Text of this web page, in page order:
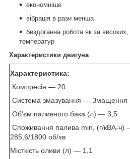
економніше
вібрація в рази менша
бездоганна робота як за високих,
температур
Характеристики двигуна
Характеристика:
Компресія — 20
Система змазування — Змащення
Об'єм паливного бака (л) — 3,5
Споживання палива min, (г/кВА-ч)
285,6/1800 об/хв
Місткість оливи (л) — 1,1